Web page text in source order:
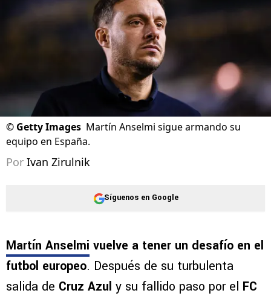
© Getty Images Martín Anselmi sigue armando su
equipo en España.
Por Ivan Zirulnik
Síguenos en Google
Martín Anselmi vuelve a tener un desafío en el
futbol europeo. Después de su turbulenta
salida de Cruz Azul y su fallido paso por el FC